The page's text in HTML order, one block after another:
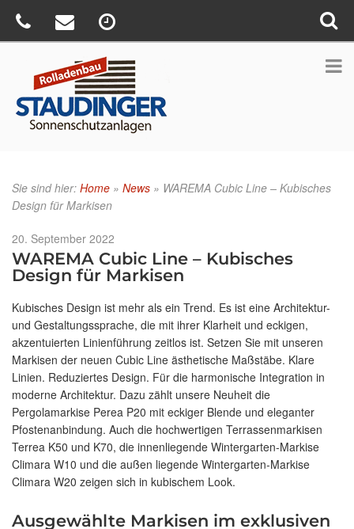
Sie sind hier: Home » News » WAREMA Cubic Line – Kubisches
Design für Markisen
Veröffentlicht
am
20. September 2022
WAREMA Cubic Line – Kubisches
Design für Markisen
Kubisches Design ist mehr als ein Trend. Es ist eine Architektur-
und Gestaltungssprache, die mit ihrer Klarheit und eckigen,
akzentuierten Linienführung zeitlos ist. Setzen Sie mit unseren
Markisen der neuen Cubic Line ästhetische Maßstäbe. Klare
Linien. Reduziertes Design. Für die harmonische Integration in
moderne Architektur. Dazu zählt unsere Neuheit die
Pergolamarkise Perea P20 mit eckiger Blende und eleganter
Pfostenanbindung. Auch die hochwertigen Terrassenmarkisen
Terrea K50 und K70, die innenliegende Wintergarten-Markise
Climara W10 und die außen liegende Wintergarten-Markise
Climara W20 zeigen sich in kubischem Look.
Ausgewählte Markisen im exklusiven